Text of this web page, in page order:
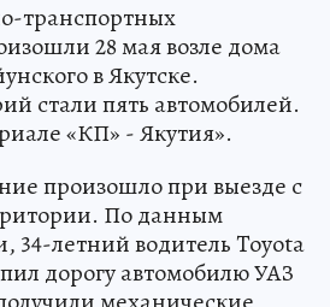
транспортных
28 мая возле дома
в Якутске.
стали пять автомобилей.
«КП» - Якутия».
произошло при выезде с
По данным
34-летний водитель Toyota
дорогу автомобилю УАЗ